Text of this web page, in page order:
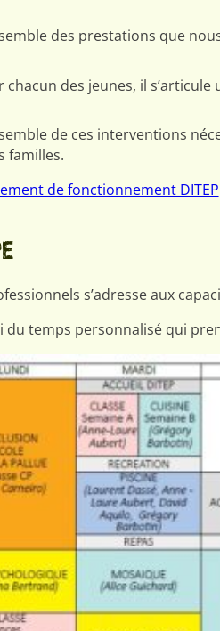
des prestations que
chacun des jeunes, il
de ces interventions
familles.
de fonctionnement DITEP
s’adresse aux
du temps personnalisé qui